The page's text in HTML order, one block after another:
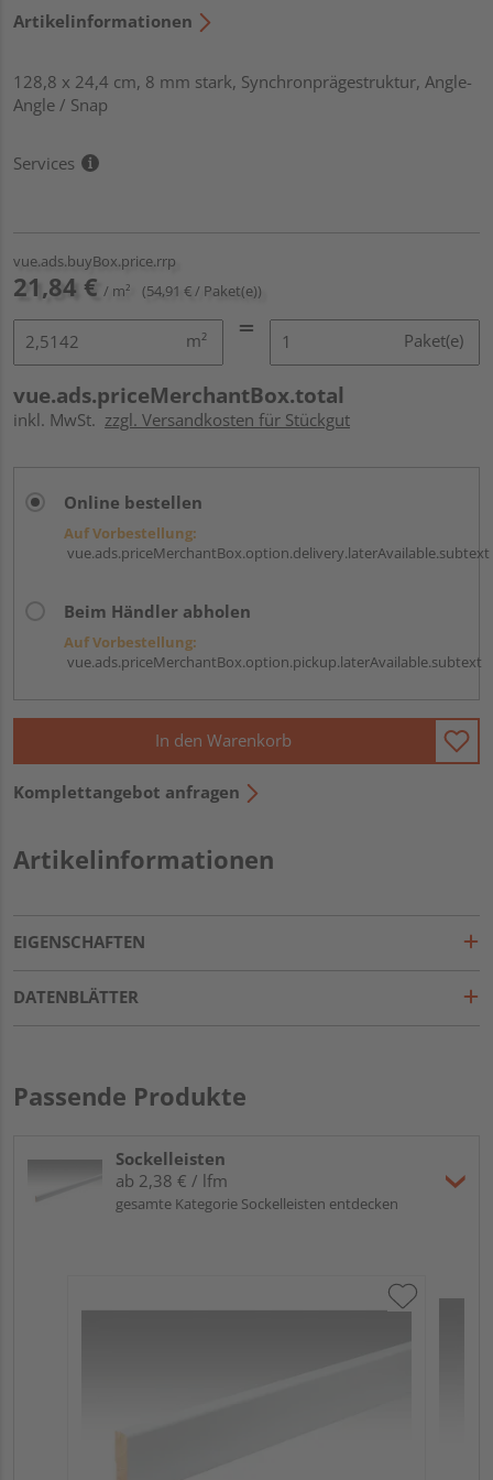
Artikelinformationen
128,8 x 24,4 cm, 8 mm stark, Synchronprägestruktur, Angle-
Angle / Snap
Services
vue.ads.buyBox.price.rrp
21,84 € / m² (54,91 € / Paket(e))
m² Paket(e)
vue.ads.priceMerchantBox.total
inkl. MwSt. zzgl. Versandkosten für Stückgut
Online bestellen
Auf Vorbestellung:
vue.ads.priceMerchantBox.option.delivery.laterAvailable.subtext
Beim Händler abholen
Auf Vorbestellung:
vue.ads.priceMerchantBox.option.pickup.laterAvailable.subtext
In den Warenkorb
Komplettangebot anfragen
Artikelinformationen
EIGENSCHAFTEN
DATENBLÄTTER
Passende Produkte
Sockelleisten
ab 2,38 € / lfm
gesamte Kategorie Sockelleisten entdecken